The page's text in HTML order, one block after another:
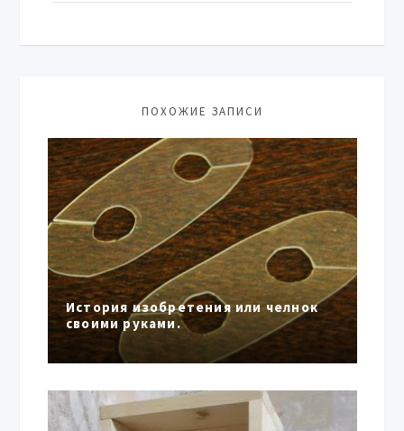
ПОХОЖИЕ ЗАПИСИ
История изобретения или челнок
своими руками.